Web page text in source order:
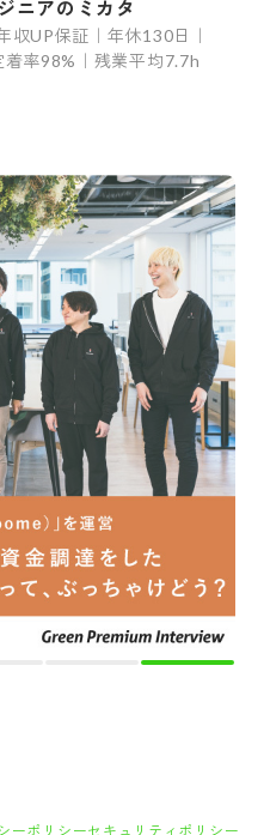
ニアのミカタ
収UP保証｜年休130日｜
率98%｜残業平均7.7h
ーポリシーセキュリティポリシー